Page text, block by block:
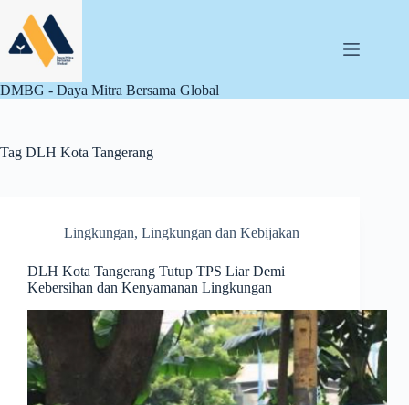
content
DMBG - Daya Mitra Bersama Global
Tag DLH Kota Tangerang
Lingkungan, Lingkungan dan Kebijakan
DLH Kota Tangerang Tutup TPS Liar Demi
Kebersihan dan Kenyamanan Lingkungan